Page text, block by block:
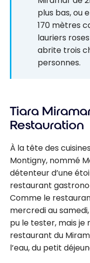
plus bas, ou
170 mètres
lauriers
abrite trois
personnes.
Tiara
Restauration
À la tête des
Montigny, nommé
détenteur d’une
restaurant
Comme le
mercredi au
pu le tester, mais je
restaurant du
l’eau, du petit